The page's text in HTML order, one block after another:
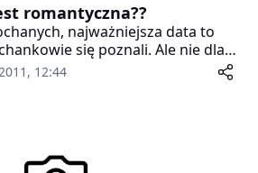
romantyczna??
najważniejsza data to
się poznali. Ale nie dla
Sashy Knezevica! Okazuje się, że
w świecie modelingu nie potrafi
12:44